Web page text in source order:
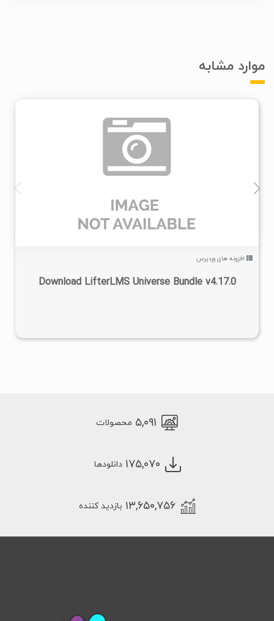
موارد مشابه
افزونه های وردپرس
Download LifterLMS Universe Bundle v4.17.0
۵,۰۹۱ محصولات
۱۷۵,۰۷۰ دانلودها
۱۳,۶۵۰,۷۵۶ بازدید کننده